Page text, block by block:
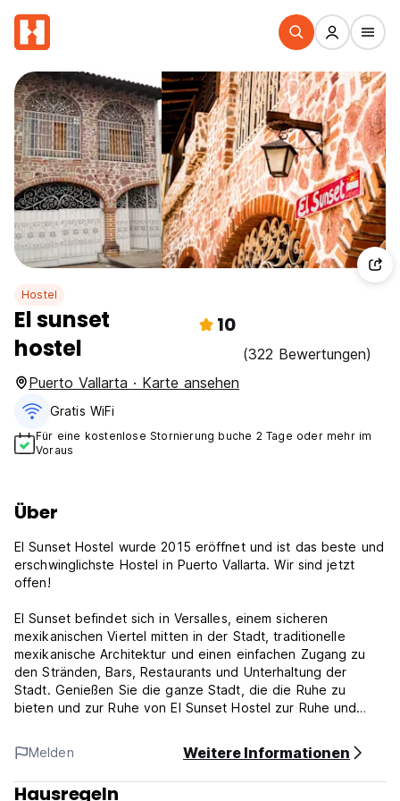
Hostel
El sunset
hostel
10
(322 Bewertungen)
Puerto Vallarta · Karte ansehen
Gratis WiFi
Für eine kostenlose Stornierung buche 2 Tage oder mehr im
Voraus
Über
El Sunset Hostel wurde 2015 eröffnet und ist das beste und
erschwinglichste Hostel in Puerto Vallarta. Wir sind jetzt
offen!
El Sunset befindet sich in Versalles, einem sicheren
mexikanischen Viertel mitten in der Stadt, traditionelle
mexikanische Architektur und einen einfachen Zugang zu
den Stränden, Bars, Restaurants und Unterhaltung der
Stadt. Genießen Sie die ganze Stadt, die die Ruhe zu
bieten und zur Ruhe von El Sunset Hostel zur Ruhe und
Die Zimmer sind sehr geräumig und komfortabel und die
Küche ist 24 Stunden für Ihre Verwendung geöffnet.
Melden Weitere Informationen
Hausregeln